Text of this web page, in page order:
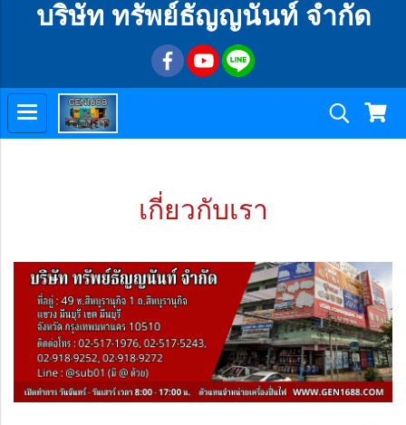
บริษัท ทรัพย์ธัญญนันท์ จำกัด
เกี่ยวกับเรา